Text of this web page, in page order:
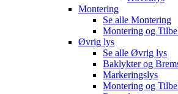
Montering
Se alle Montering
Montering og
Øvrig lys
Se alle Øvrig lys
Baklykter og
Markeringslys
Montering og